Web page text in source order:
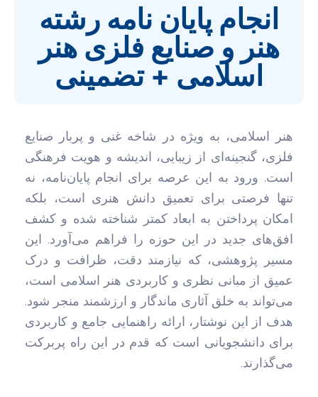
انجام پایان نامه رشته
هنر و صنایع فلزی هنر
اسلامی + تضمینی
هنر اسلامی، به ویژه در شاخه غنی و پربار صنایع
فلزی، گنجینه‌ای از زیبایی، اندیشه و هویت فرهنگی
است. ورود به این عرصه برای انجام پایان‌نامه، نه
تنها فرصتی برای تعمیق دانش هنری است، بلکه
امکان پرداختن به ابعاد کمتر شناخته شده و کشف
افق‌های جدید در این حوزه را فراهم می‌آورد. این
مسیر پژوهشی، که نیازمند دقت، ظرافت و درک
عمیق از مبانی نظری و کاربردی هنر اسلامی است،
می‌تواند به خلق آثاری ماندگار و ارزشمند منجر شود.
هدف از این نوشتار، ارائه راهنمایی جامع و کاربردی
برای دانشجویانی است که قدم در این راه پربرکت
می‌گذارند.